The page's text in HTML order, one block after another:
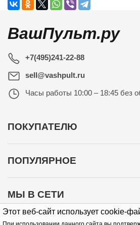
Этот веб-сайт использует cookie-
ВашПульт.ру
+7(495)241-22-88
sell@vashpult.ru
Часы работы 10:00 – 18:45 без
ПОКУПАТЕЛЮ
ПОПУЛЯРНОЕ
МЫ В СЕТИ